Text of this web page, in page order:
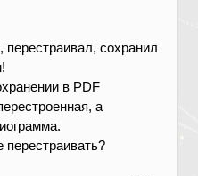
перестраивал, сохранил
в PDF
а
перестраивать?